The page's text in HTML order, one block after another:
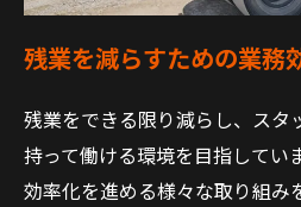
残業を減らすための業務
残業をできる限り減らし、スタ
持って働ける環境を目指してい
効率化を進める様々な取り組み